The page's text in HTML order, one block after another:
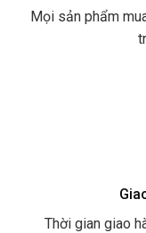
Mọi sản phẩm
Thời gian giao